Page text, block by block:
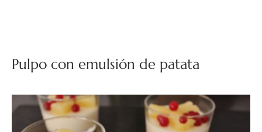
Pulpo con emulsión de patata